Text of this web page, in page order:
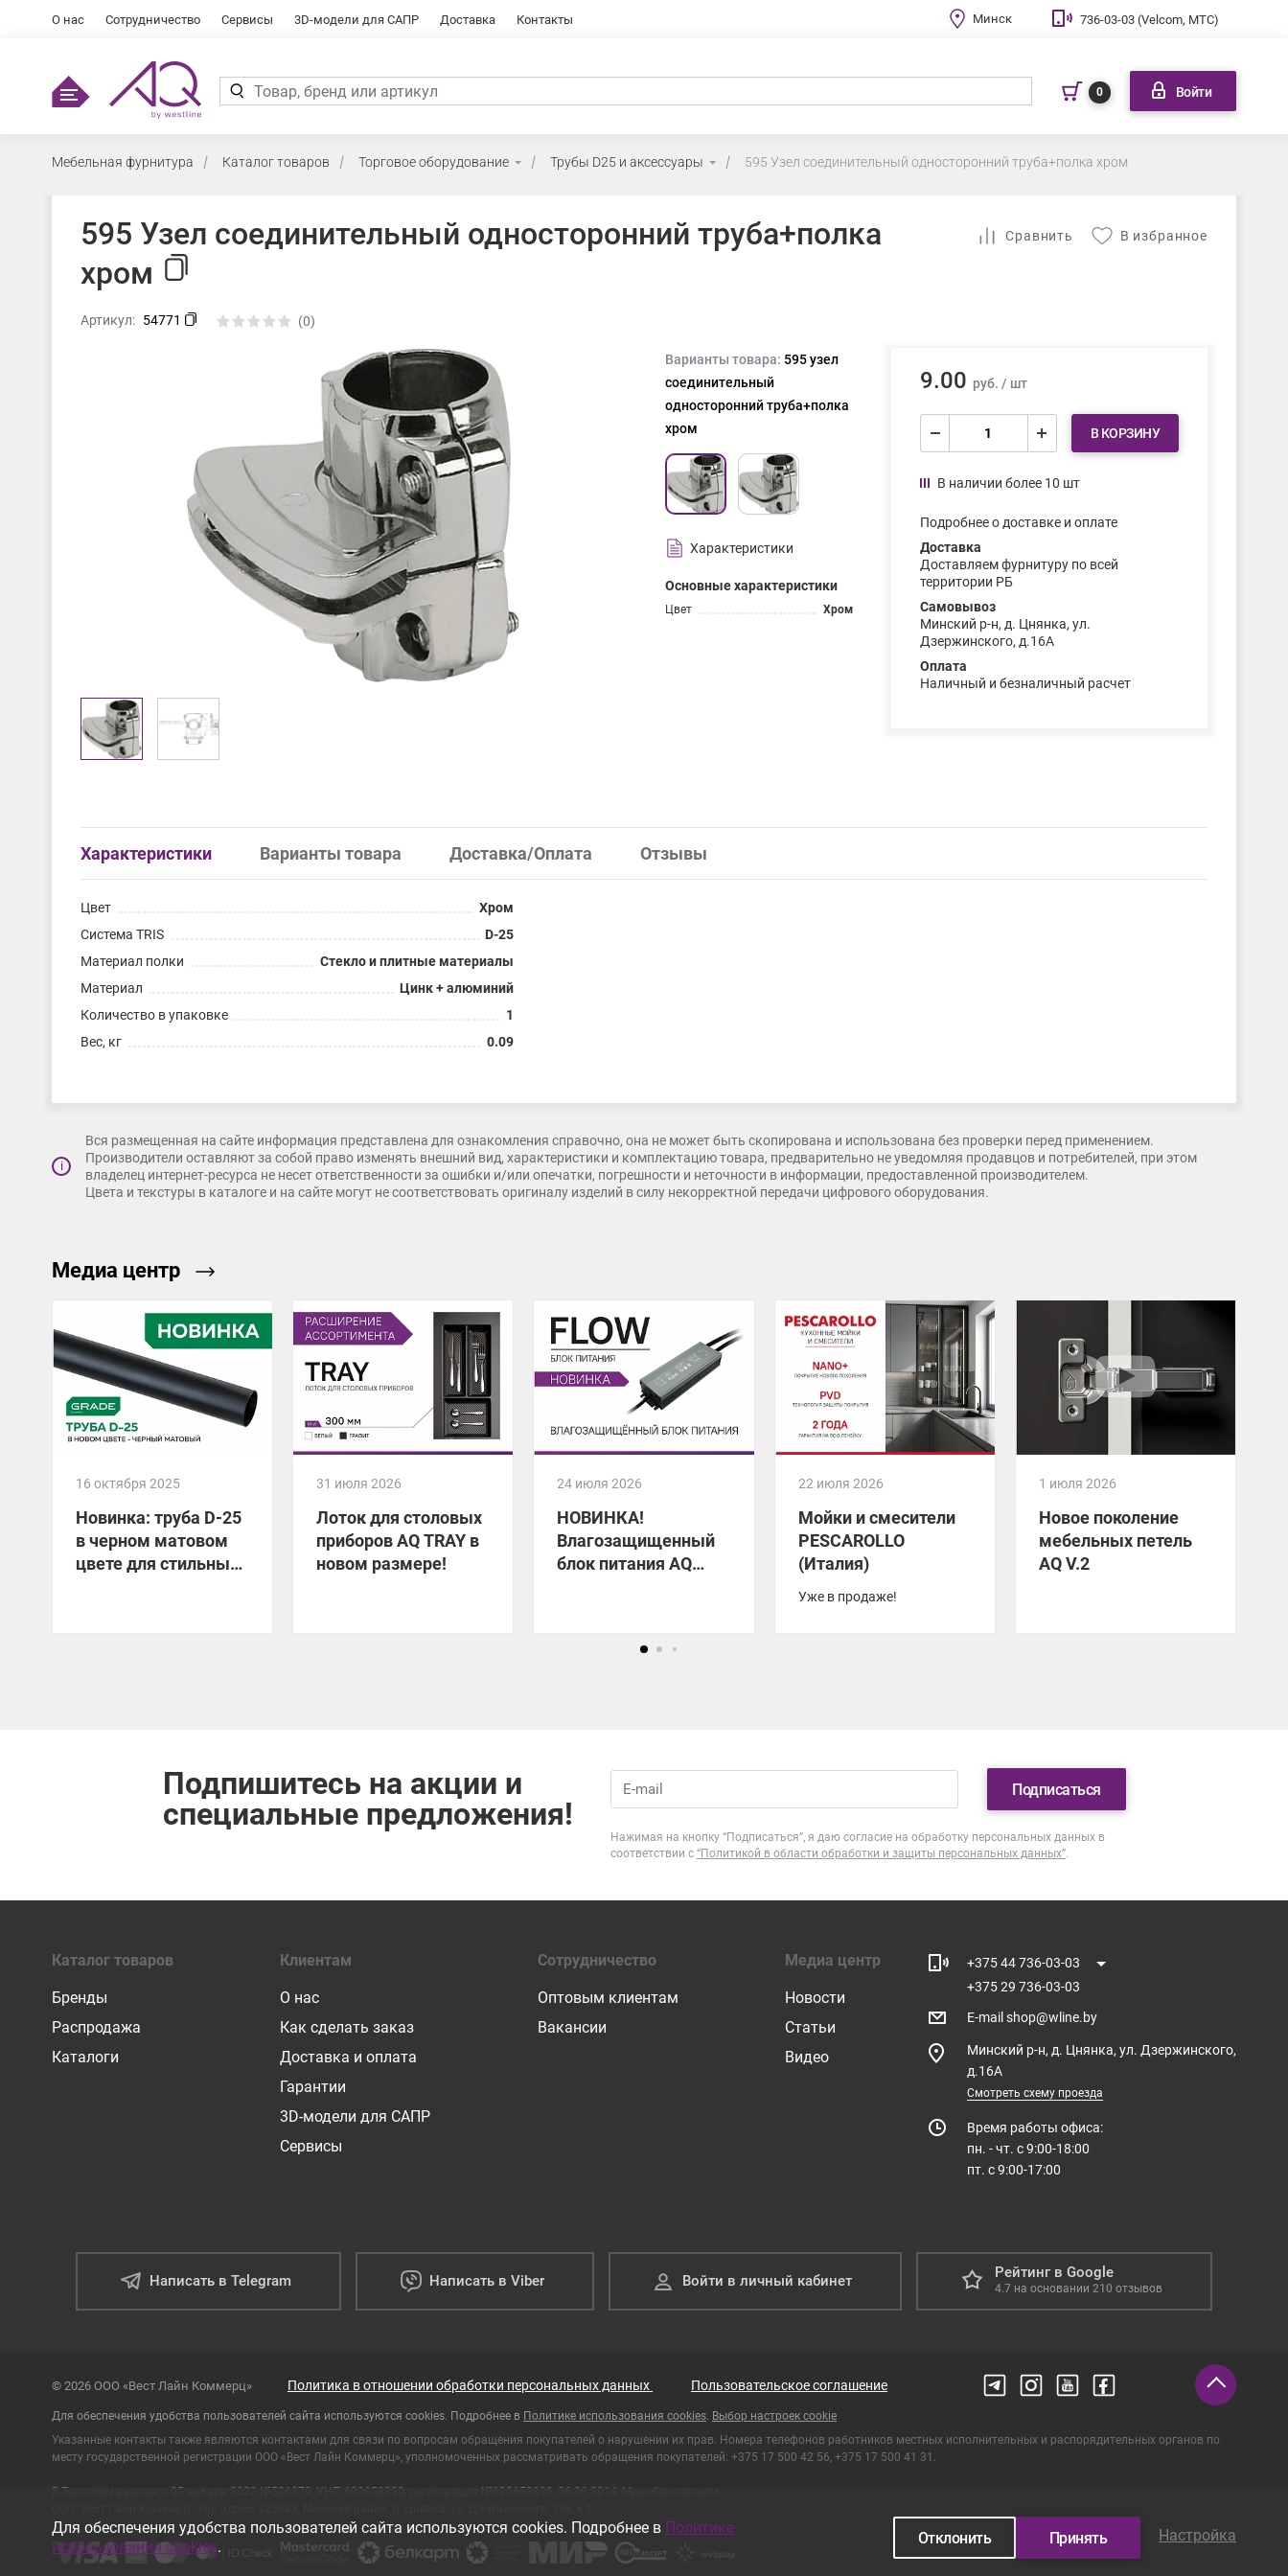
О нас Сотрудничество Сервисы 3D-модели для САПР Доставка Контакты Минск 736-03-03 (Velcom, МТС)
0 Войти
Мебельная фурнитура Каталог товаров Торговое оборудование Трубы D25 и аксессуары 595 Узел соединительный односторонний труба+полка хром
595 Узел соединительный односторонний труба+полка
хром
Артикул: 54771 (0)
В избранное
Cравнить
Варианты товара: 595 узел
соединительный
односторонний труба+полка
хром
Характеристики
Основные характеристики
Цвет Хром
9.00 руб. / шт
В КОРЗИНУ
В наличии более 10 шт
Подробнее о доставке и оплате
Доставка
Доставляем фурнитуру по всей
территории РБ
Самовывоз
Минский р-н, д. Цнянка, ул.
Дзержинского, д.16А
Оплата
Наличный и безналичный расчет
Характеристики Варианты товара Доставка/Оплата Отзывы
Цвет
Хром
Система TRIS
D-25
Материал полки
Стекло и плитные материалы
Материал
Цинк + алюминий
Количество в упаковке
1
Вес, кг
0.09
i
Вся размещенная на сайте информация представлена для ознакомления справочно, она не может быть скопирована и использована без проверки перед применением.
Производители оставляют за собой право изменять внешний вид, характеристики и комплектацию товара, предварительно не уведомляя продавцов и потребителей, при этом
владелец интернет-ресурса не несет ответственности за ошибки и/или опечатки, погрешности и неточности в информации, предоставленной производителем.
Цвета и текстуры в каталоге и на сайте могут не соответствовать оригиналу изделий в силу некорректной передачи цифрового оборудования.
Медиа центр
16 октября 2025
Новинка: труба D-25
в черном матовом
цвете для стильных
31 июля 2026
Лоток для столовых
приборов AQ TRAY в
новом размере!
24 июля 2026
НОВИНКА!
Влагозащищенный
блок питания AQ
22 июля 2026
Мойки и смесители
PESCAROLLO
(Италия)
Уже в продаже!
1 июля 2026
Новое поколение
мебельных петель
AQ V.2
Подпишитесь на акции и
специальные предложения!
Подписаться
Нажимая на кнопку “Подписаться”, я даю согласие на обработку персональных данных в
соответствии с “Политикой в области обработки и защиты персональных данных”.
Каталог товаров
Бренды
Распродажа
Каталоги
Клиентам
О нас
Как сделать заказ
Доставка и оплата
Гарантии
3D-модели для САПР
Сервисы
Сотрудничество
Оптовым клиентам
Вакансии
Медиа центр
Новости
Статьи
Видео
+375 44 736-03-03
+375 29 736-03-03
E-mail shop@wline.by
Минский р-н, д. Цнянка, ул. Дзержинского,
д.16А
Смотреть схему проезда
Время работы офиса:
пн. - чт. с 9:00-18:00
пт. с 9:00-17:00
Написать в Telegram Написать в Viber Войти в личный кабинет Рейтинг в Google
4.7 на основании 210 отзывов
© 2026 ООО «Вест Лайн Коммерц» Политика в отношении обработки персональных данных Пользовательское соглашение
Для обеспечения удобства пользователей сайта используются cookies. Подробнее в Политике использования cookies. Выбор настроек cookie
Указанные контакты также являются контактами для связи по вопросам обращения покупателей о нарушении их прав. Номера телефонов работников местных исполнительных и распорядительных органов по
месту государственной регистрации ООО «Вест Лайн Коммерц», уполномоченных рассматривать обращения покупателей: +375 17 500 42 56, +375 17 500 41 31.
В Торговом реестре с 05 января 2022 №526379, УНП 690658890, регистрация №690658890, 06.06.2014, Миноблисполком.
Для обеспечения удобства пользователей сайта используются cookies. Подробнее в Политике
использования cookies.
Настройка
Отклонить Принять